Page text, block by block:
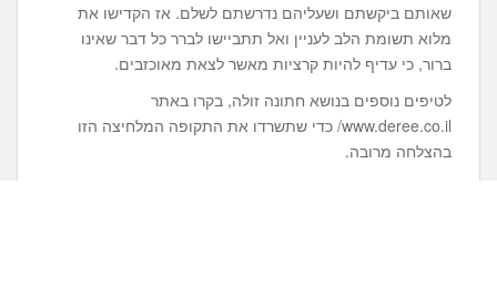
שאותם ביקשתם ושעליהם נדרשתם לשלם. אז הקדישו את
מלוא תשומת הלב לעניין ואל תתביישו לברר כל דבר שאינו
ברור, כי עדיף להיות קרציות מאשר לצאת מאוכזבים.
לטיפים נוספים בנושא חתונה זולה, בקרו באתר
www.deree.co.il/ כדי שתשרדו את התקופה המלחיצה הזו
בהצלחה מרובה.